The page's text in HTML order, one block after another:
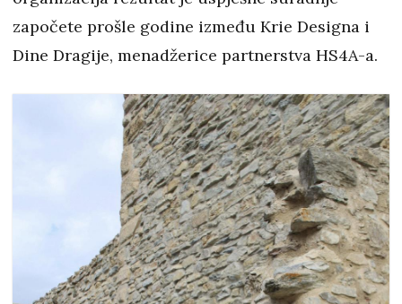
započete prošle godine između Krie Designa i
Dine Dragije, menadžerice partnerstva HS4A-a.